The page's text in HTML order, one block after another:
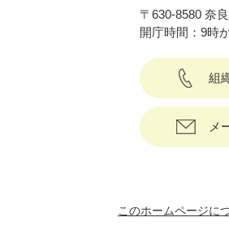
〒630-8580 奈
開庁時間：9時
組
メ
このホームページに